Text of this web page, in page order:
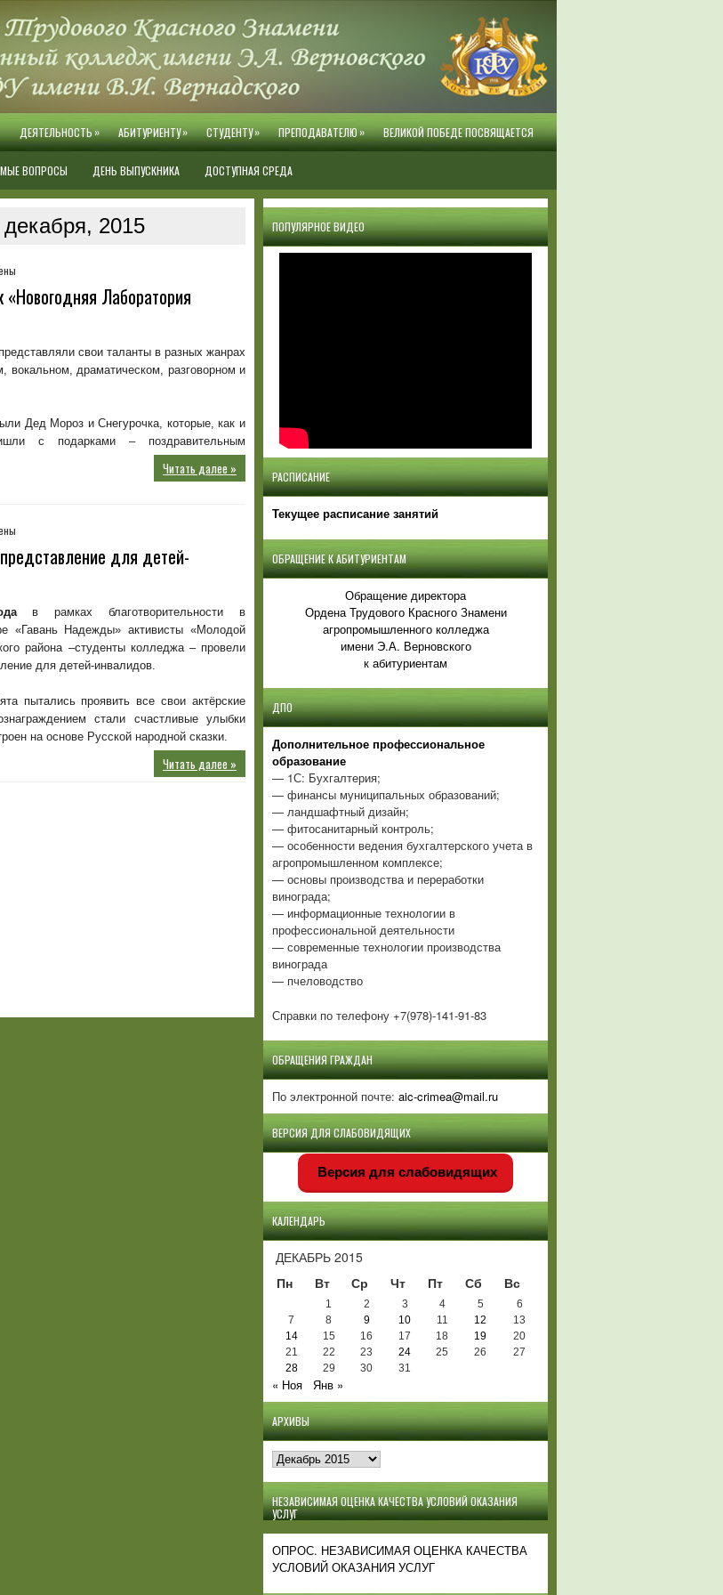
ДЕЯТЕЛЬНОСТЬ» АБИТУРИЕНТУ» СТУДЕНТУ» ПРЕПОДАВАТЕЛЮ» ВЕЛИКОЙ ПОБЕДЕ ПОСВЯЩАЕТСЯ
ВОПРОСЫ ДЕНЬ ВЫПУСКНИКА ДОСТУПНАЯ СРЕДА
2015
Лаборатория
свои таланты в разных жанрах
вокальном, драматическом, разговорном и
Дед Мороз и Снегурочка, которые, как и
с подарками – поздравительным
Читать далее »
для детей-
в рамках благотворительности в
«Гавань Надежды» активисты «Молодой
района –студенты колледжа – провели
для детей-инвалидов.
пытались проявить все свои актёрские
стали счастливые улыбки
на основе Русской народной сказки.
Читать далее »
ПОПУЛЯРНОЕ ВИДЕО
РАСПИСАНИЕ
Текущее расписание занятий
ОБРАЩЕНИЕ К АБИТУРИЕНТАМ
Обращение директора
Ордена Трудового Красного Знамени
агропромышленного колледжа
имени Э.А. Верновского
к абитуриентам
ДПО
Дополнительное профессиональное
образование
— 1С: Бухгалтерия;
— финансы муниципальных образований;
— ландшафтный дизайн;
— фитосанитарный контроль;
— особенности ведения бухгалтерского учета в
агропромышленном комплексе;
— основы производства и переработки
винограда;
— информационные технологии в
профессиональной деятельности
— современные технологии производства
винограда
— пчеловодство
Справки по телефону +7(978)-141-91-83
ОБРАЩЕНИЯ ГРАЖДАН
По электронной почте: aic-crimea@mail.ru
ВЕРСИЯ ДЛЯ СЛАБОВИДЯЩИХ
Версия для слабовидящих
КАЛЕНДАРЬ
ДЕКАБРЬ 2015
Пн
Вт Ср Чт Пт Сб Вс
1 2 3 4 5
6
7
8 9 10 11 12
13
14
15 16 17 18 19
20
21
22 23 24 25 26
27
28
29 30 31
« Ноя Янв »
АРХИВЫ
Архивы
НЕЗАВИСИМАЯ ОЦЕНКА КАЧЕСТВА УСЛОВИЙ ОКАЗАНИЯ
УСЛУГ
ОПРОС. НЕЗАВИСИМАЯ ОЦЕНКА КАЧЕСТВА
УСЛОВИЙ ОКАЗАНИЯ УСЛУГ